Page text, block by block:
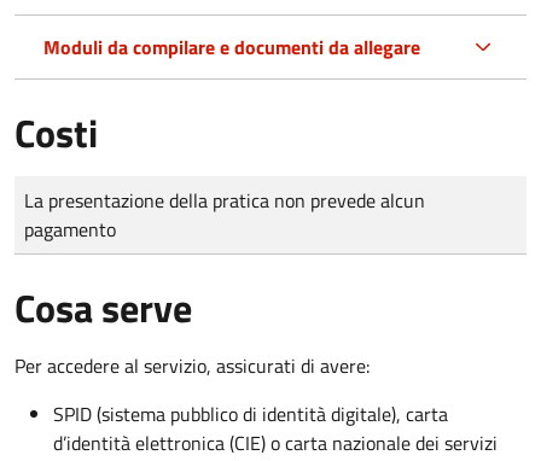
Moduli da compilare e documenti da allegare
Costi
Tipo di pagamento
Importo
La presentazione della pratica non prevede alcun
pagamento
Cosa serve
Per accedere al servizio, assicurati di avere:
SPID (sistema pubblico di identità digitale), carta
d’identità elettronica (CIE) o carta nazionale dei servizi